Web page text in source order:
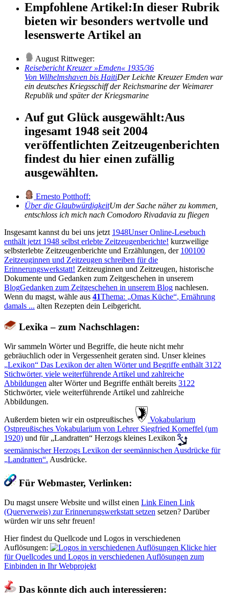
Empfohlene Artikel:In dieser Rubrik
bieten wir besonders wertvolle und
lesenswerte Artikel an
August Rittweger:
Reisebericht Kreuzer »Emden« 1935/36
Von Wilhelmshaven bis HaitiDer Leichte Kreuzer Emden war
ein deutsches Kriegsschiff der Reichsmarine der Weimarer
Republik und später der Kriegsmarine
Auf gut Glück ausgewählt:Aus
ingesamt 1948 seit 2004
veröffentlichten Zeitzeugenberichten
findest du hier einen zufällig
ausgewählten.
Ernesto Potthoff:
Über die GlaubwürdigkeitUm der Sache näher zu kommen,
entschloss ich mich nach Comodoro Rivadavia zu fliegen
Insgesamt kannst du bei uns jetzt 1948Unser Online-Lesebuch
enthält jetzt 1948 selbst erlebte Zeitzeugenberichte! kurzweilige
selbsterlebte Zeitzeugenberichte und Erzählungen, der 100100
Zeitzeuginnen und Zeitzeugen schreiben für die
Erinnerungswerkstatt! Zeitzeuginnen und Zeitzeugen, historische
Dokumente und Gedanken zum Zeitgeschehen in unserem
BlogGedanken zum Zeitgeschehen in unserem Blog nachlesen.
Wenn du magst, wähle aus 41Thema: Omas Küche , Ernährung
damals ... alten Rezepten dein Leibgericht.
Lexika – zum Nachschlagen:
Wir sammeln Wörter und Begriffe, die heute nicht mehr
gebräuchlich oder in Vergessenheit geraten sind. Unser kleines
Lexikon
Das Lexikon der alten Wörter und Begriffe enthält 3122
Stichwörter, viele weiterführende Artikel und zahlreiche
Abbildungen alter Wörter und Begriffe enthält bereits 3122
Stichwörter, viele weiterführende Artikel und zahlreiche
Abbildungen.
Außerdem bieten wir ein ostpreußisches
️ Vokabularium
Ostpreußisches Vokabularium von Lehrer Siegfried Korneffel (um
1920) und für Landratten Herzogs kleines Lexikon
seemännischerHerzogs Lexikon der seemännischen Ausdrücke für
Landratten . Ausdrücke.
Für Webmaster, Verlinken:
Du magst unsere Website und willst einen Link Einen Link
(Querverweis) zur Erinnerungswerkstatt setzen setzen? Darüber
würden wir uns sehr freuen!
Hier findest du Quellcode und Logos in verschiedenen
Auflösungen:
Klicke hier
für Quellcodes und Logos in verschiedenen Auflösungen zum
Einbinden in Ihr Webprojekt
Das könnte dich auch interessieren: